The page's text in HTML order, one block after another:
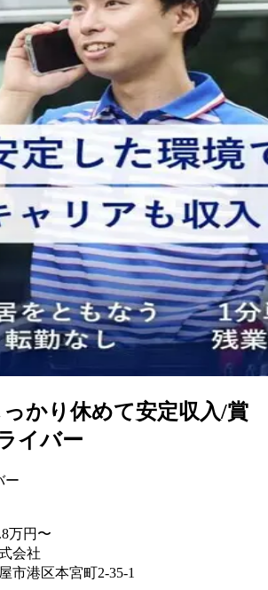
かり休めて安定収入/賞
イバー
ー
万円〜
会社
市港区本宮町2-35-1